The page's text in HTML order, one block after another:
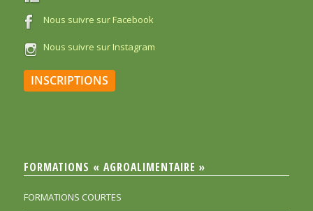
Nous suivre sur Facebook
Nous suivre sur Instagram
INSCRIPTIONS
FORMATIONS « AGROALIMENTAIRE »
FORMATIONS COURTES